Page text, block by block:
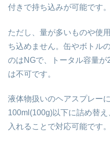
付きで持ち込みが可能です。
ただし、量が多いものや使
ち込めません。缶やボトル
のはNGで、トータル容量
は不可です。
液体物扱いのヘアスプレー
100ml(100g)以下に詰め替
入れることで対応可能です。